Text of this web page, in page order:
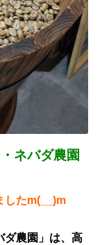
ネバダ農園
したm(__)m
ダ農園」は、高